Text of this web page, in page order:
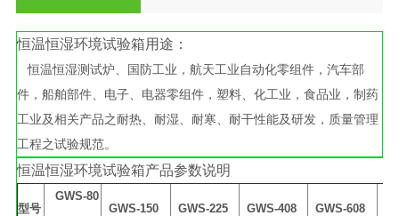
恒温恒湿环境试验箱用途：
恒温恒湿测试炉、国防工业，航天工业自动化零组件，汽车部
件，船舶部件、电子、电器零组件，塑料、化工业，食品业，制药
工业及相关产品之耐热、耐湿、耐寒、耐干性能及研发，质量管理
工程之试验规范。
恒温恒湿环境试验箱产品参数说明
型号
GWS-80
GWS-150
GWS-225 GWS-408 GWS-608